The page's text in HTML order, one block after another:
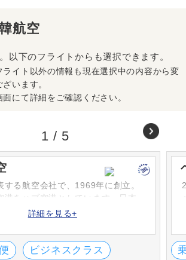
航空
以下のフライトからも選択できます。
イト以外の情報も現在選択中の内容から変
います。
にて詳細をご確認ください。
する航空会社で、1969年に創立。
港をハブ空港としています。日本
便以上運航し、とても利便性の高
な旅を提供します。
詳細を見る+
ビジネスクラス
1 / 5